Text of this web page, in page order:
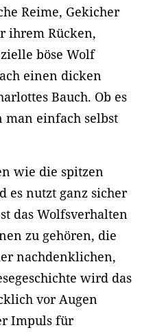
Reime, Gekicher
ihrem Rücken,
böse Wolf
einen dicken
Bauch. Ob es
einfach selbst
wie die spitzen
es nutzt ganz sicher
das Wolfsverhalten
zu gehören, die
nachdenklichen,
wird das
vor Augen
Impuls für